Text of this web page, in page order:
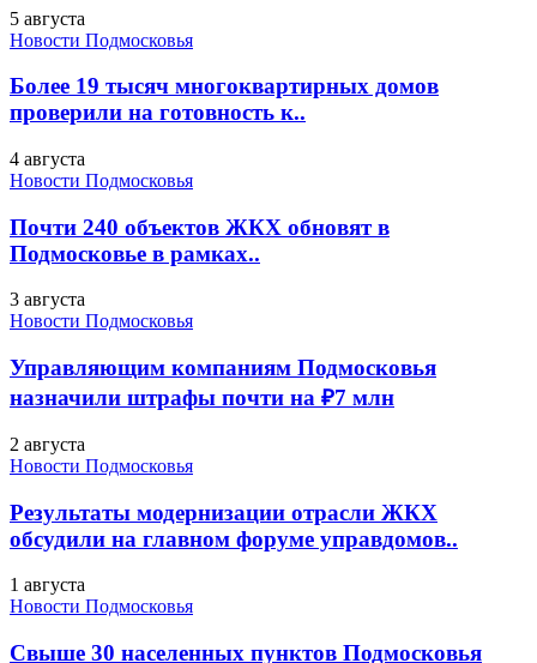
5 августа
Новости Подмосковья
Более 19 тысяч многоквартирных домов
проверили на готовность к..
4 августа
Новости Подмосковья
Почти 240 объектов ЖКХ обновят в
Подмосковье в рамках..
3 августа
Новости Подмосковья
Управляющим компаниям Подмосковья
назначили штрафы почти на ₽7 млн
2 августа
Новости Подмосковья
Результаты модернизации отрасли ЖКХ
обсудили на главном форуме управдомов..
1 августа
Новости Подмосковья
Свыше 30 населенных пунктов Подмосковья